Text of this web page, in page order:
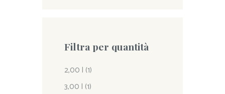
Filtra per quantità
2,00 l (1)
3,00 l (1)